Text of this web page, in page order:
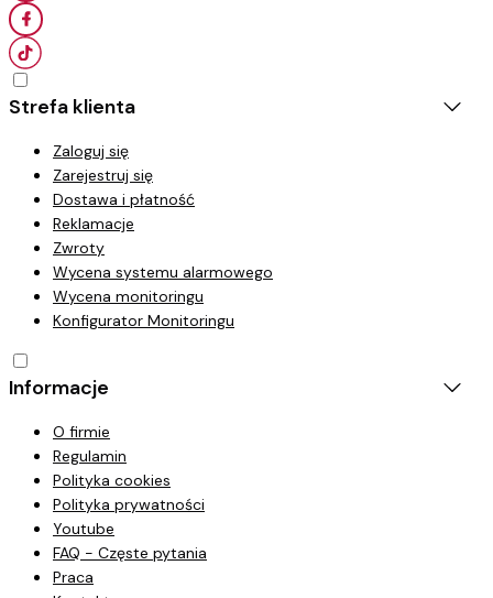
Strefa klienta
Zaloguj się
Zarejestruj się
Dostawa i płatność
Reklamacje
Zwroty
Wycena systemu alarmowego
Wycena monitoringu
Konfigurator Monitoringu
Informacje
O firmie
Regulamin
Polityka cookies
Polityka prywatności
Youtube
FAQ - Częste pytania
Praca